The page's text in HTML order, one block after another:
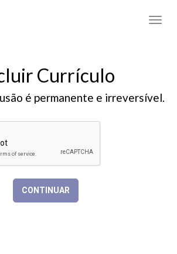
Currículo
é permanente e irreversível.